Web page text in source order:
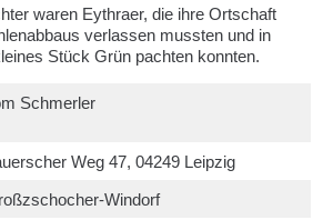
waren Eythraer, die ihre Ortschaft
verlassen mussten und in
Stück Grün pachten konnten.
Schmerler
Weg 47, 04249 Leipzig
Windorf